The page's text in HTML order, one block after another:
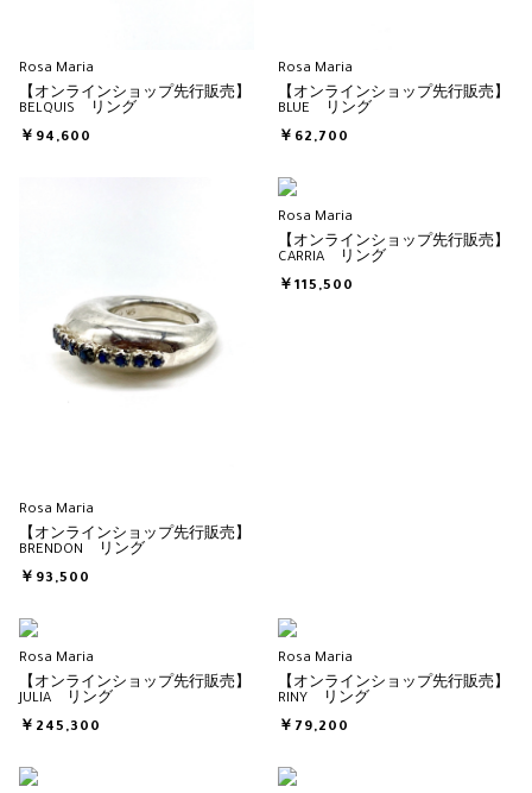
Rosa Maria
【オンラインショップ先行販売】
BELQUIS リング
￥94,600
Rosa Maria
【オンラインショップ先行販売】
BLUE リング
￥62,700
Rosa Maria
【オンラインショップ先行販売】
BRENDON リング
￥93,500
Rosa Maria
【オンラインショップ先行販売】
CARRIA リング
￥115,500
Rosa Maria
【オンラインショップ先行販売】
JULIA リング
￥245,300
Rosa Maria
【オンラインショップ先行販売】
RINY リング
￥79,200